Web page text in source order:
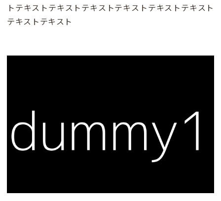
トテキストテキストテキストテキストテキストテキスト
テキストテキスト